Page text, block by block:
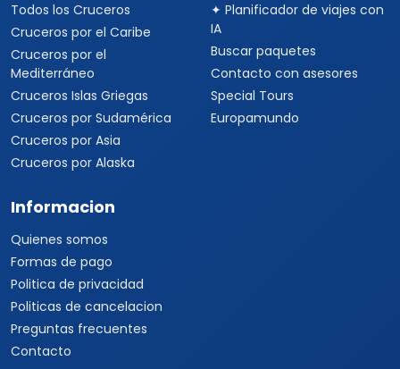
Todos los Cruceros
Cruceros por el Caribe
Cruceros por el
Mediterráneo
Cruceros Islas Griegas
Cruceros por Sudamérica
Cruceros por Asia
Cruceros por Alaska
✦ Planificador de viajes con
IA
Buscar paquetes
Contacto con asesores
Special Tours
Europamundo
Informacion
Quienes somos
Formas de pago
Politica de privacidad
Politicas de cancelacion
Preguntas frecuentes
Contacto